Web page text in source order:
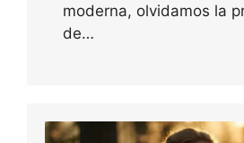
moderna, olvidamos la
de…